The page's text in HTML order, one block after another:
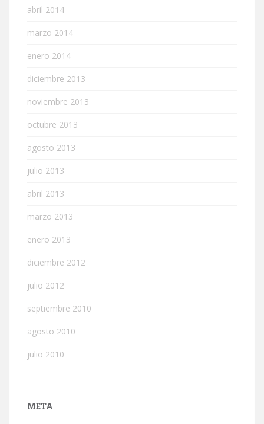
abril 2014
marzo 2014
enero 2014
diciembre 2013
noviembre 2013
octubre 2013
agosto 2013
julio 2013
abril 2013
marzo 2013
enero 2013
diciembre 2012
julio 2012
septiembre 2010
agosto 2010
julio 2010
META